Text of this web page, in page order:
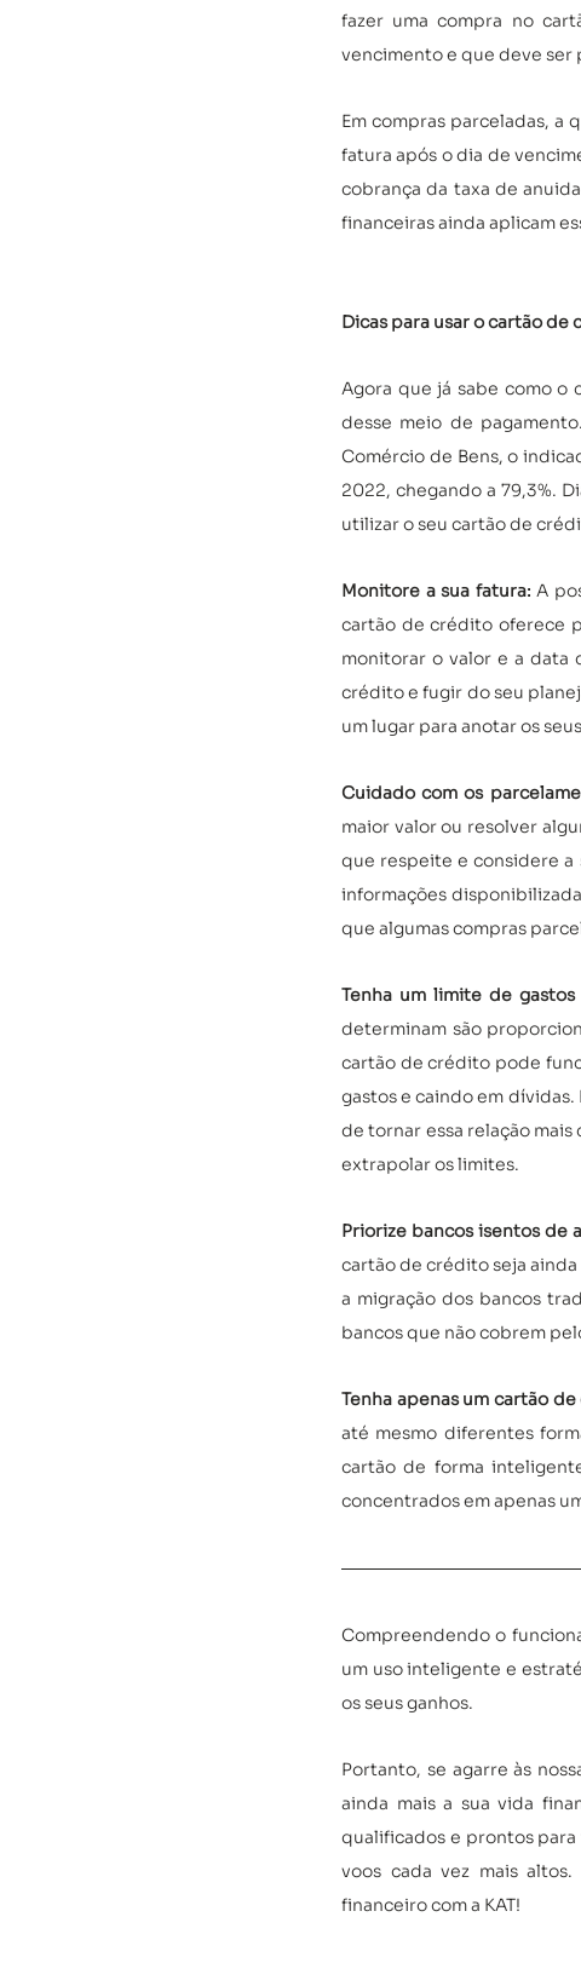
fazer uma compra no
vencimento e que deve ser
Em compras parceladas, a
fatura após o dia de
cobrança da taxa de
financeiras ainda aplicam
Dicas para usar o cartão
Agora que já sabe como
desse meio de
Comércio de Bens, o
2022, chegando a 79,3%.
utilizar o seu cartão de
Monitore a sua fatura: A
cartão de crédito oferece
monitorar o valor e a data
crédito e fugir do seu
um lugar para anotar os
Cuidado com os
maior valor ou resolver
que respeite e considere
informações
que algumas compras
Tenha um limite de
determinam são
cartão de crédito pode
gastos e caindo em
de tornar essa relação
extrapolar os limites.
Priorize bancos isentos de
cartão de crédito seja
a migração dos bancos
bancos que não cobrem
Tenha apenas um cartão
até mesmo diferentes
cartão de forma
concentrados em apenas
Compreendendo o
um uso inteligente e
os seus ganhos.
Portanto, se agarre às
ainda mais a sua vida
qualificados e prontos
voos cada vez mais
financeiro com a KAT!